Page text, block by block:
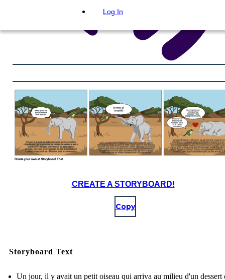
Log In
CREATE A STORYBOARD!
Copy
Storyboard Text
Un jour, il y avait un petit oiseau qui arriva au milieu d'un dessert